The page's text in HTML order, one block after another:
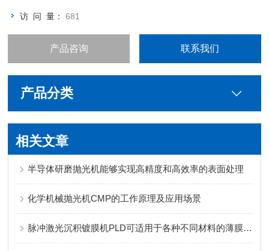
访 问 量：681
产品咨询 联系我们
产品分类
相关文章
半导体研磨抛光机能够实现高精度和高效率的表面处理
化学机械抛光机CMP的工作原理及应用场景
脉冲激光沉积镀膜机PLD可适用于各种不同材料的薄膜沉积